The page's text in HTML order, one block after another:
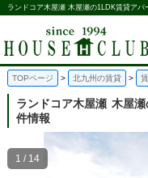
TOPページ 北九州の賃貸
ランドコア木屋瀬 木屋
件情報
1 / 14